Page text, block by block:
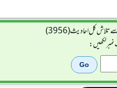
تلاش کل احادیث (3956)
لکھیں: